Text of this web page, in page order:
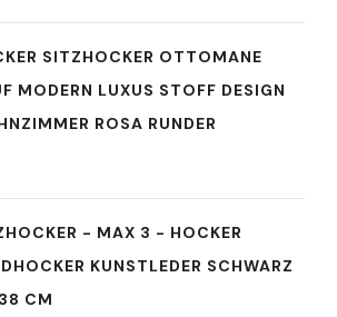
SITZHOCKER OTTOMANE
MODERN LUXUS STOFF DESIGN
ROSA RUNDER
- MAX 3 - HOCKER
KUNSTLEDER SCHWARZ
CM